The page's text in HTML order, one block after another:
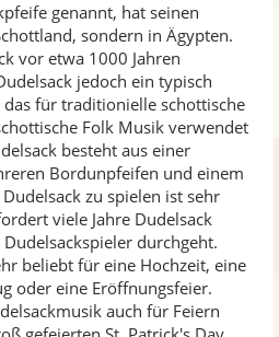
genannt, hat seinen
sondern in Ägypten.
vor etwa 1000 Jahren
jedoch ein typisch
für traditionielle schottische
Folk Musik verwendet
besteht aus einer
Bordunpfeifen und einem
zu spielen ist sehr
viele Jahre Dudelsack
durchgeht.
beliebt für eine Hochzeit, eine
oder eine Eröffnungsfeier.
auch für Feiern